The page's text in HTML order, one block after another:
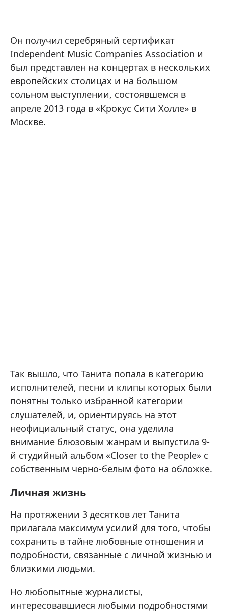
Он получил серебряный сертификат
Independent Music Companies Association и
был представлен на концертах в нескольких
европейских столицах и на большом
сольном выступлении, состоявшемся в
апреле 2013 года в «Крокус Сити Холле» в
Москве.
Так вышло, что Танита попала в категорию
исполнителей, песни и клипы которых были
понятны только избранной категории
слушателей, и, ориентируясь на этот
неофициальный статус, она уделила
внимание блюзовым жанрам и выпустила 9-
й студийный альбом «Closer to the People» с
собственным черно-белым фото на обложке.
Личная жизнь
На протяжении 3 десятков лет Танита
прилагала максимум усилий для того, чтобы
сохранить в тайне любовные отношения и
подробности, связанные с личной жизнью и
близкими людьми.
Но любопытные журналисты,
интересовавшиеся любыми подробностями